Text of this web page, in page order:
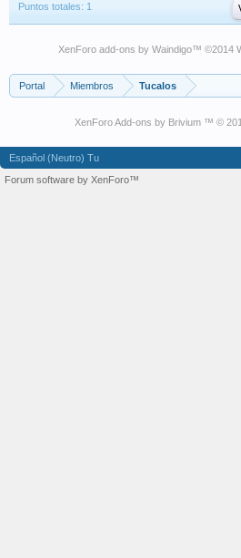
Puntos totales: 1
XenForo add-ons by Waindigo™ ©2014
Portal Miembros Tucalos
XenForo Add-ons by Brivium ™ ©
Español (Neutro) Tu
Forum software by XenForo™